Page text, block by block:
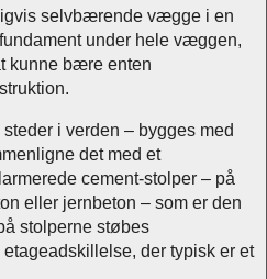
selvbærende vægge i en
under hele væggen,
kunne bære enten
i verden – bygges med
det med et
cement-stolper – på
eller jernbeton – som er den
stolperne støbes
der typisk er et